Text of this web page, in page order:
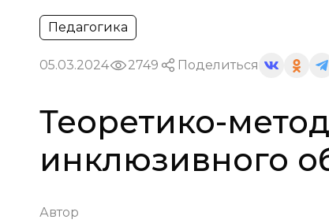
Педагогика
05.03.2024 2749 Поделиться
Теоретико-
инклюзивного
Автор